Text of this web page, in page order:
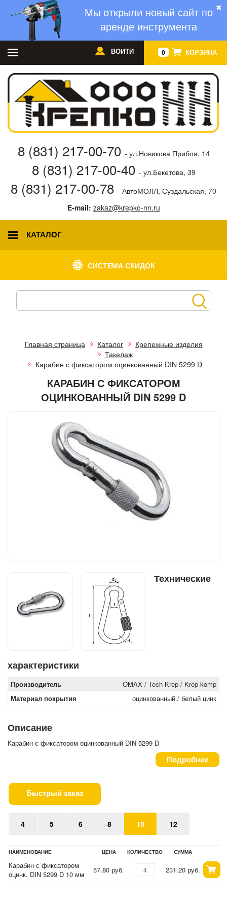
✖
Мы открыли новый сайт по
аренде инструмента
0 КОРЗИНА
ВОЙТИ
8 (831) 217-00-70 - ул.Новикова Прибоя, 14
8 (831) 217-00-40 - ул.Бекетова, 39
8 (831) 217-00-78 - АвтоМОЛЛ, Суздальская, 70
E-mail: zakaz@krepko-nn.ru
КАТАЛОГ
СИСТЕМА СКИДОК
Главная страница Каталог
Крепежные изделия
Такелаж
Карабин с фиксатором оцинкованный DIN 5299 D
КАРАБИН С ФИКСАТОРОМ
ОЦИНКОВАННЫЙ DIN 5299 D
Технические
характеристики
Производитель
OMAX / Tech-Krep / Krep-komp
Материал покрытия
оцинкованный / белый цинк
Описание
Карабин с фиксатором оцинкованный DIN 5299 D
Подробнее
Быстрый заказ
4 5 6 8 10 12
НАИМЕНОВАНИЕ ЦЕНА КОЛИЧЕСТВО СУММА
Карабин с фиксатором
оцинк. DIN 5299 D 10 мм
57.80 руб. 231.20 руб.